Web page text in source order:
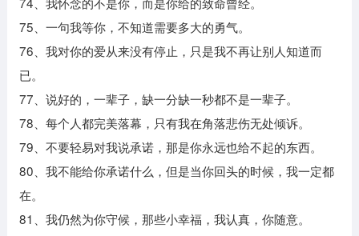
75、一句我等你，不知道需要多大的勇气。
76、我对你的爱从来没有停止，只是我不再让别人知道而
已。
77、说好的，一辈子，缺一分缺一秒都不是一辈子。
78、每个人都完美落幕，只有我在角落悲伤无处倾诉。
79、不要轻易对我说承诺，那是你永远也给不起的东西。
80、我不能给你承诺什么，但是当你回头的时候，我一定都
在。
81、我仍然为你守候，那些小幸福，我认真，你随意。